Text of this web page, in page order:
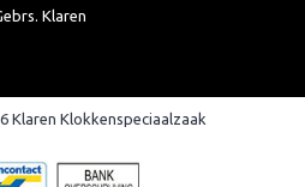
Klaren
Klaren Klokkenspeciaalzaak